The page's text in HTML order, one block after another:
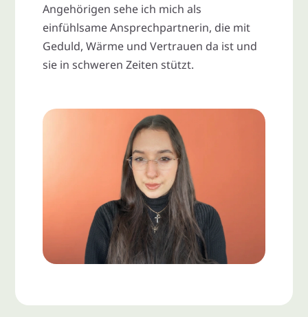
Angehörigen sehe ich mich als
einfühlsame Ansprechpartnerin, die mit
Geduld, Wärme und Vertrauen da ist und
sie in schweren Zeiten stützt.